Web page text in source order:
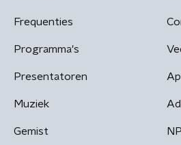
Frequenties
Programma's
Presentatoren
Muziek
Gemist